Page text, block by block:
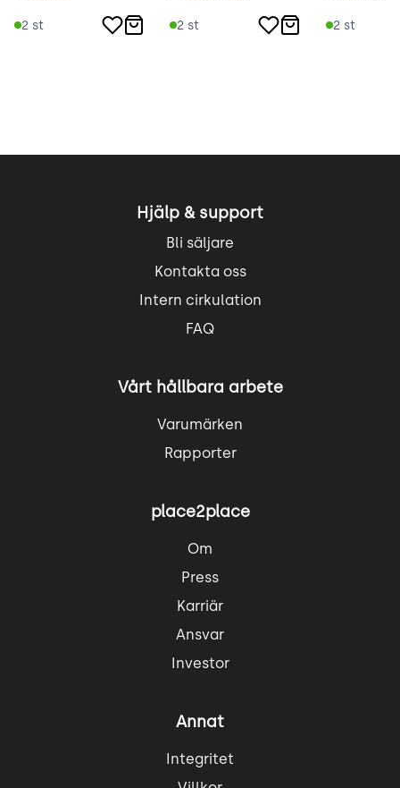
2 st 2 st 2st
Hjälp & support
Bli säljare
Kontakta oss
Intern cirkulation
FAQ
Vårt hållbara arbete
Varumärken
Rapporter
place2place
Om
Press
Karriär
Ansvar
Investor
Annat
Integritet